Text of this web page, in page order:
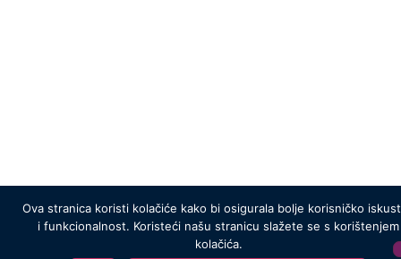
Ova stranica koristi kolačiće kako bi osigurala bolje korisničko
i funkcionalnost. Koristeći našu stranicu slažete se s korištenjem
kolačića.